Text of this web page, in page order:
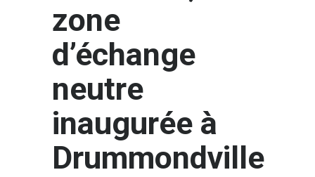
zone
d’échange
neutre
inaugurée à
Drummondville